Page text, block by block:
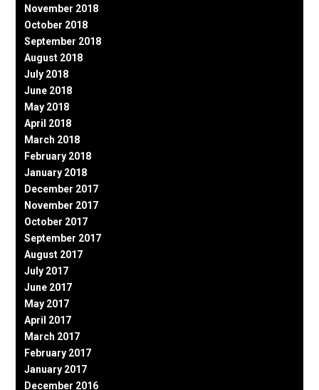
November 2018
October 2018
September 2018
August 2018
July 2018
June 2018
May 2018
April 2018
March 2018
February 2018
January 2018
December 2017
November 2017
October 2017
September 2017
August 2017
July 2017
June 2017
May 2017
April 2017
March 2017
February 2017
January 2017
December 2016